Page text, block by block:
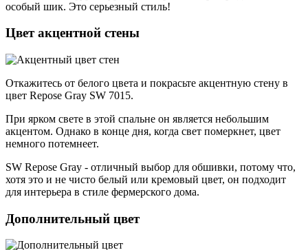
особый шик. Это серьезный стиль!
Цвет акцентной стены
Откажитесь от белого цвета и покрасьте акцентную стену в
цвет Repose Gray SW 7015.
При ярком свете в этой спальне он является небольшим
акцентом. Однако в конце дня, когда свет померкнет, цвет
немного потемнеет.
SW Repose Gray - отличный выбор для обшивки, потому что,
хотя это и не чисто белый или кремовый цвет, он подходит
для интерьера в стиле фермерского дома.
Дополнительный цвет